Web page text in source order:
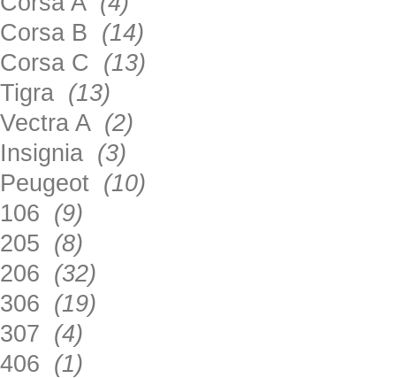
Corsa B (14)
Corsa C (13)
Tigra (13)
Vectra A (2)
Insignia (3)
Peugeot (10)
106 (9)
205 (8)
206 (32)
306 (19)
307 (4)
406 (1)